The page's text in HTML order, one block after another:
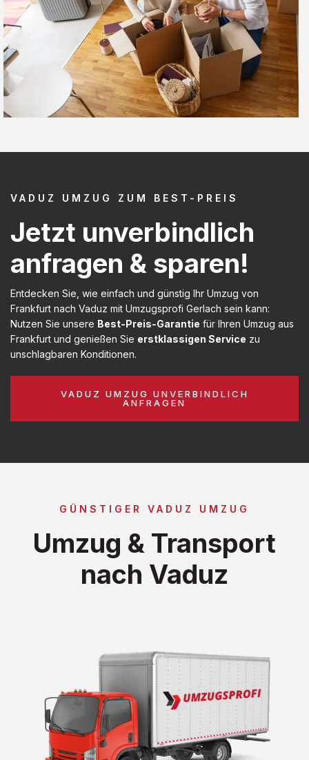
VADUZ UMZUG ZUM BEST-PREIS
Jetzt unverbindlich
anfragen & sparen!
Entdecken Sie, wie einfach und günstig Ihr Umzug von
Frankfurt nach Vaduz mit Umzugsprofi Gerlach sein kann:
Nutzen Sie unsere Best-Preis-Garantie für Ihren Umzug aus
Frankfurt und genießen Sie erstklassigen Service zu
unschlagbaren Konditionen.
VADUZ UMZUG UNVERBINDLICH
ANFRAGEN
GÜNSTIGER VADUZ UMZUG
Umzug & Transport
nach Vaduz